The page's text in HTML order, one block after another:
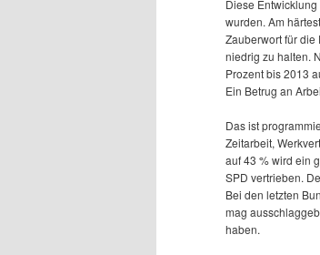
Diese
wurden. Am
Zauberwort für
niedrig zu halten.
Prozent bis 2013
Ein Betrug an
Das ist
Zeitarbeit,
auf 43 % wird ein
SPD vertrieben.
Bei den letzten
mag
haben.